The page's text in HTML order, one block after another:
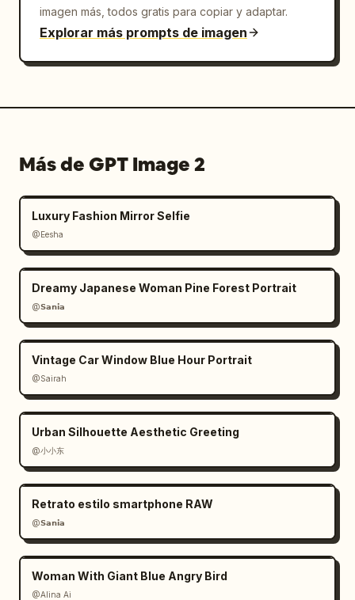
imagen más, todos gratis para copiar y adaptar.
Explorar más prompts de imagen
Más de GPT Image 2
Luxury Fashion Mirror Selfie
@Eesha
Dreamy Japanese Woman Pine Forest Portrait
@𝗦𝗮𝗻𝗶𝗮
Vintage Car Window Blue Hour Portrait
@Sairah
Urban Silhouette Aesthetic Greeting
@小小东
Retrato estilo smartphone RAW
@𝗦𝗮𝗻𝗶𝗮
Woman With Giant Blue Angry Bird
@Alina Ai